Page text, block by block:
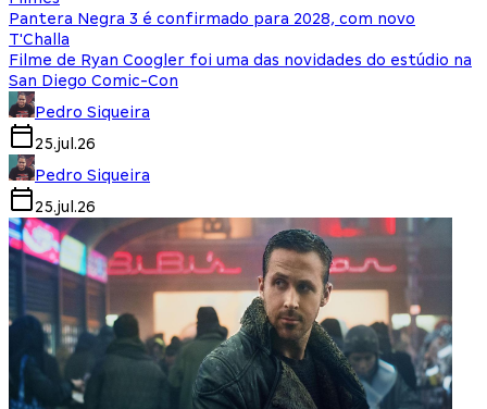
Pantera Negra 3 é confirmado para 2028, com novo
T'Challa
Filme de Ryan Coogler foi uma das novidades do estúdio na
San Diego Comic-Con
Pedro Siqueira
25.jul.26
Pedro Siqueira
25.jul.26